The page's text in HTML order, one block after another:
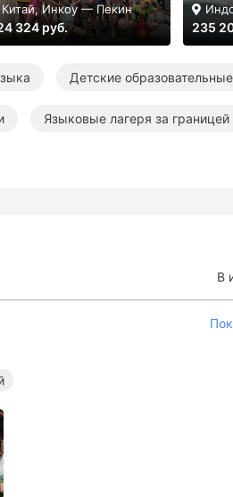
В
Китай, Инкоу — Пекин
324 руб. 235
Детские
Языковые лагеря за границей